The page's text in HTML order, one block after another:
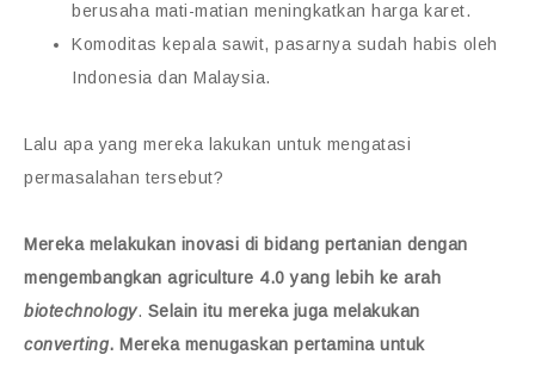
berusaha mati-matian meningkatkan harga karet.
Komoditas kepala sawit, pasarnya sudah habis oleh
Indonesia dan Malaysia.
Lalu apa yang mereka lakukan untuk mengatasi
permasalahan tersebut?
Mereka melakukan inovasi di bidang pertanian dengan
mengembangkan agriculture 4.0 yang lebih ke arah
biotechnology. Selain itu mereka juga melakukan
converting. Mereka menugaskan pertamina untuk